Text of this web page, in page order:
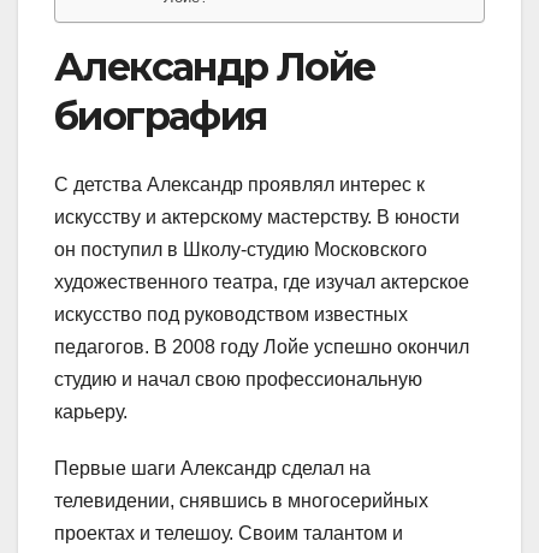
Александр Лойе
биография
С детства Александр проявлял интерес к
искусству и актерскому мастерству. В юности
он поступил в Школу-студию Московского
художественного театра, где изучал актерское
искусство под руководством известных
педагогов. В 2008 году Лойе успешно окончил
студию и начал свою профессиональную
карьеру.
Первые шаги Александр сделал на
телевидении, снявшись в многосерийных
проектах и телешоу. Своим талантом и